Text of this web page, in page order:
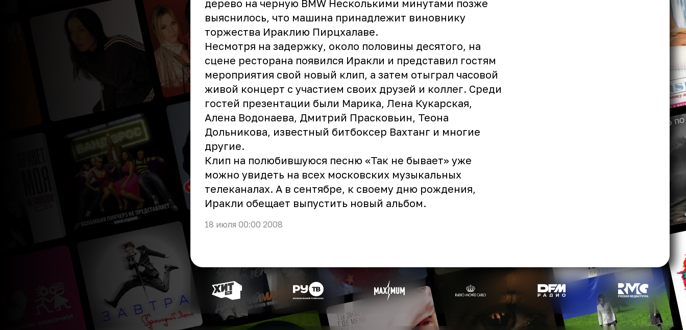
дерево на черную BMW Несколькими минутами позже
выяснилось, что машина принадлежит виновнику
торжества Ираклию Пирцхалаве.
Несмотря на задержку, около половины десятого, на
сцене ресторана появился Иракли и представил гостям
мероприятия свой новый клип, а затем отыграл часовой
живой концерт с участием своих друзей и коллег. Среди
гостей презентации были Марика, Лена Кукарская,
Алена Водонаева, Дмитрий Прасковьин, Теона
Дольникова, известный битбоксер Вахтанг и многие
другие.
Клип на полюбившуюся песню «Так не бывает» уже
можно увидеть на всех московских музыкальных
телеканалах. А в сентябре, к своему дню рождения,
Иракли обещает выпустить новый альбом.
18 июля 00:00 2008